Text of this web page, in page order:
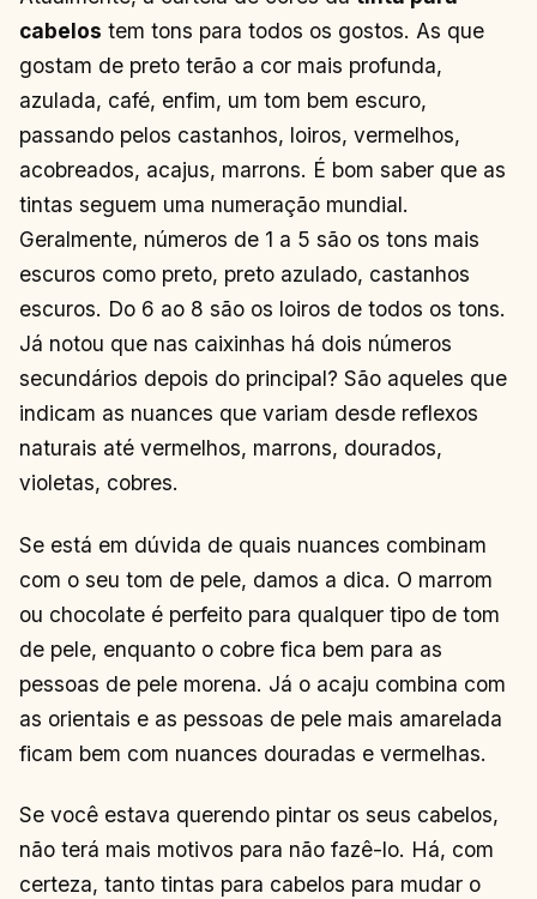
cabelos tem tons para todos os gostos. As que
gostam de preto terão a cor mais profunda,
azulada, café, enfim, um tom bem escuro,
passando pelos castanhos, loiros, vermelhos,
acobreados, acajus, marrons. É bom saber que as
tintas seguem uma numeração mundial.
Geralmente, números de 1 a 5 são os tons mais
escuros como preto, preto azulado, castanhos
escuros. Do 6 ao 8 são os loiros de todos os tons.
Já notou que nas caixinhas há dois números
secundários depois do principal? São aqueles que
indicam as nuances que variam desde reflexos
naturais até vermelhos, marrons, dourados,
violetas, cobres.
Se está em dúvida de quais nuances combinam
com o seu tom de pele, damos a dica. O marrom
ou chocolate é perfeito para qualquer tipo de tom
de pele, enquanto o cobre fica bem para as
pessoas de pele morena. Já o acaju combina com
as orientais e as pessoas de pele mais amarelada
ficam bem com nuances douradas e vermelhas.
Se você estava querendo pintar os seus cabelos,
não terá mais motivos para não fazê-lo. Há, com
certeza, tanto tintas para cabelos para mudar o